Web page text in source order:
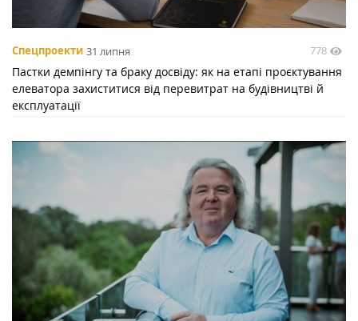
Спецпроекти 31 липня 778
Пастки демпінгу та браку досвіду: як на етапі проєктування
елеватора захиститися від перевитрат на будівництві й
експлуатації